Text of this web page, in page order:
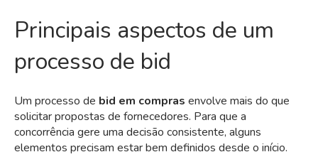
Principais aspectos de um
processo de bid
Um processo de bid em compras envolve mais do que
solicitar propostas de fornecedores. Para que a
concorrência gere uma decisão consistente, alguns
elementos precisam estar bem definidos desde o início.